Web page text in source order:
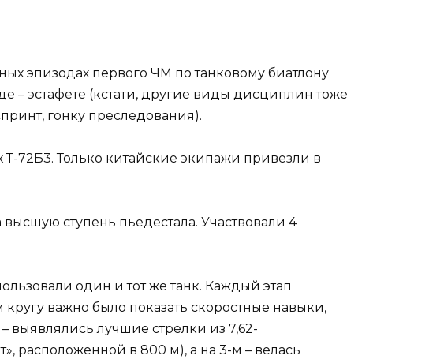
эпизодах первого ЧМ по танковому биатлону
– эстафете (кстати, другие виды дисциплин тоже
гонку преследования).
Т-72Б3. Только китайские экипажи привезли в
ступень пьедестала. Участвовали 4
один и тот же танк. Каждый этап
важно было показать скоростные навыки,
выявлялись лучшие стрелки из 7,62-
расположенной в 800 м), а на 3-м – велась